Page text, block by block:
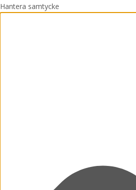
Hantera samtycke